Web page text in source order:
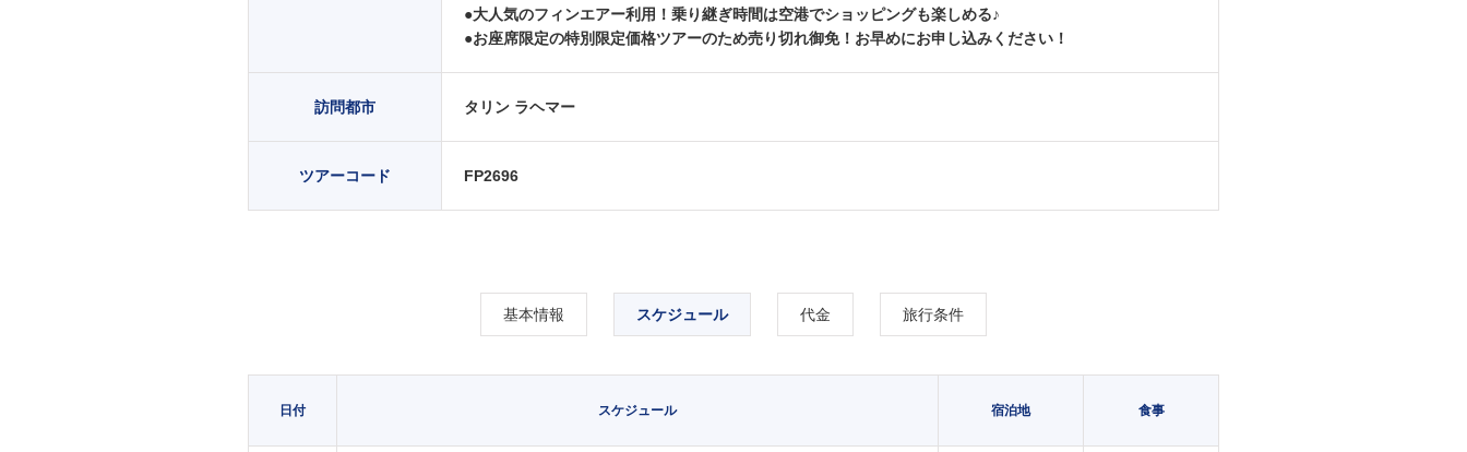
●大人気のフィンエアー利用！乗り継ぎ時間は空港でショッピングも楽しめる♪
●お座席限定の特別限定価格ツアーのため売り切れ御免！お早めにお申し込みください！
訪問都市 タリン ラヘマー
ツアーコード FP2696
基本情報 スケジュール 代金 旅行条件
日付 スケジュール 宿泊地 食事